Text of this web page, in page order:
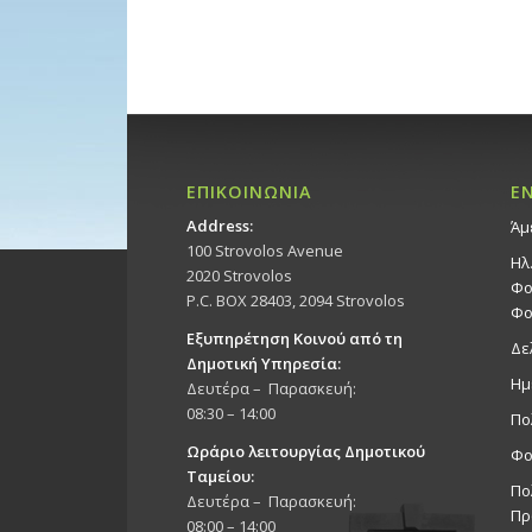
ΕΠΙΚΟΙΝΩΝΙΑ
Address:
100 Strovolos Avenue
2020 Strovolos
P.C. BOX 28403, 2094 Strovolos
Εξυπηρέτηση Κοινού από τη
Δημοτική Υπηρεσία:
Δευτέρα – Παρασκευή:
08:30 – 14:00
Ωράριο λειτουργίας Δημοτικού
Ταμείου:
Δευτέρα – Παρασκευή:
08:00 – 14:00